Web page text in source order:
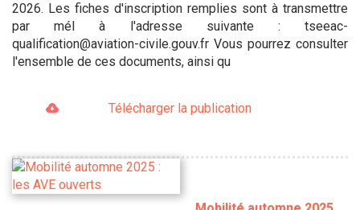
2026. Les fiches d'inscription remplies sont à transmettre
par mél à l'adresse suivante : tseeac-
qualification@aviation-civile.gouv.fr Vous pourrez consulter
l'ensemble de ces documents, ainsi qu
Télécharger la publication